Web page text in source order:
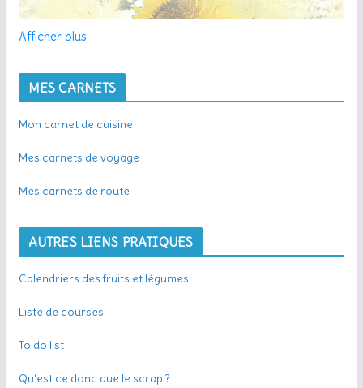
Afficher plus
MES CARNETS
Mon carnet de cuisine
Mes carnets de voyage
Mes carnets de route
AUTRES LIENS PRATIQUES
Calendriers des fruits et légumes
Liste de courses
To do list
Qu’est ce donc que le scrap ?